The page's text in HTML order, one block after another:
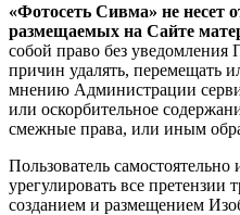
«Фотосеть Сивма» не несет
размещаемых на Сайте
собой право без уведомления
причин удалять, перемещать
мнению Администрации
или оскорбительное
смежные права, или иным
Пользователь самостоятельно
урегулировать все претензии
созданием и размещением